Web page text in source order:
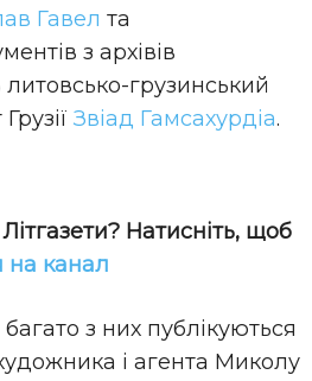
Гавел та
з архівів
литовсько-грузинський
Звіад Гамсахурдіа.
Натисніть, щоб
на канал
з них публікуються
і агента Миколу